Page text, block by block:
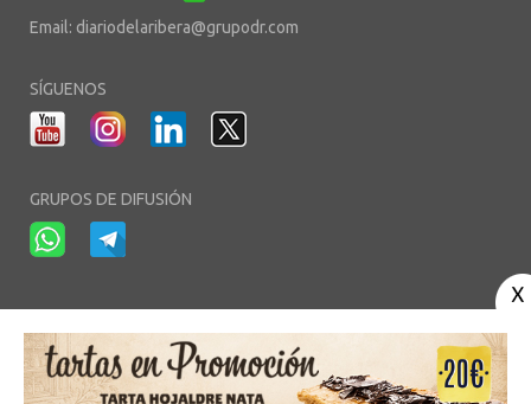
Email: diariodelaribera@grupodr.com
SÍGUENOS
GRUPOS DE DIFUSIÓN